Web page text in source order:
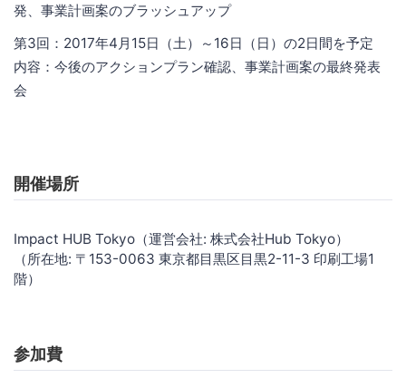
発、事業計画案のブラッシュアップ
第3回：2017年4月15日（土）～16日（日）の2日間を予定
内容：今後のアクションプラン確認、事業計画案の最終発表
会
開催場所
Impact HUB Tokyo（運営会社: 株式会社Hub Tokyo）
（所在地: 〒153-0063 東京都目黒区目黒2-11-3 印刷工場1
階）
参加費